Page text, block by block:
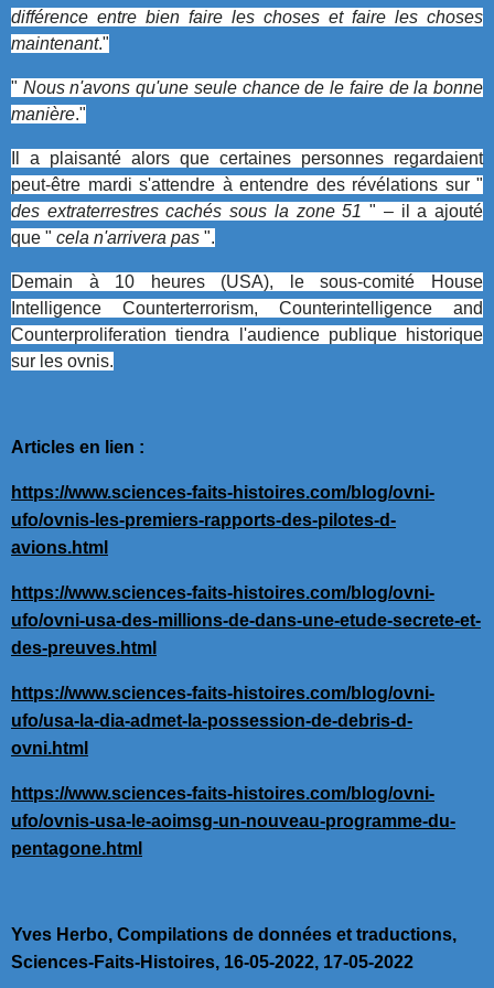
différence entre bien faire les choses et faire les choses
maintenant."
" Nous n'avons qu'une seule chance de le faire de la bonne
manière."
Il a plaisanté alors que certaines personnes regardaient
peut-être mardi s'attendre à entendre des révélations sur "
des extraterrestres cachés sous la zone 51 " – il a ajouté
que " cela n'arrivera pas ".
Demain à 10 heures (USA), le sous-comité House
Intelligence Counterterrorism, Counterintelligence and
Counterproliferation tiendra l'audience publique historique
sur les ovnis.
Articles en lien :
https://www.sciences-faits-histoires.com/blog/ovni-
ufo/ovnis-les-premiers-rapports-des-pilotes-d-
avions.html
https://www.sciences-faits-histoires.com/blog/ovni-
ufo/ovni-usa-des-millions-de-dans-une-etude-secrete-et-
des-preuves.html
https://www.sciences-faits-histoires.com/blog/ovni-
ufo/usa-la-dia-admet-la-possession-de-debris-d-
ovni.html
https://www.sciences-faits-histoires.com/blog/ovni-
ufo/ovnis-usa-le-aoimsg-un-nouveau-programme-du-
pentagone.html
Yves Herbo, Compilations de données et traductions,
Sciences-Faits-Histoires, 16-05-2022, 17-05-2022